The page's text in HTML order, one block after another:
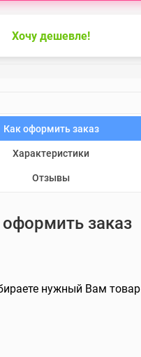
Хочу дешевле!
Как оформить заказ
Характеристики
Отзывы
заказ
нужный Вам товар